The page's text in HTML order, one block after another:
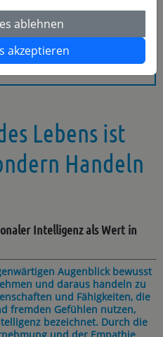
Emotionaler Intelligenz
Welt
Lebens ist
Handeln
Intelligenz als Wert in
Augenblick bewusst
und daraus handeln zu
und Fähigkeiten, die
fremden Gefühlen nutzen,
bezeichnet. Durch die
ablehnen
akzeptieren